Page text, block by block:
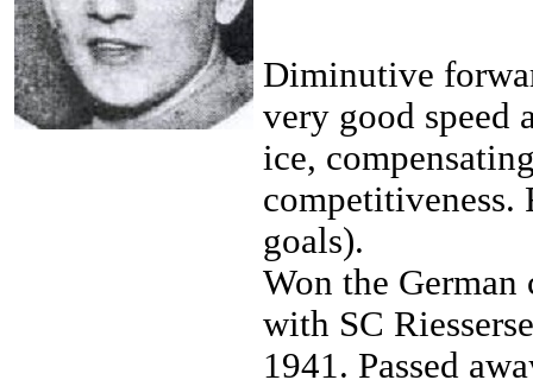
Diminutive
very good speed
ice,
competitiveness.
goals).
Won the
with SC
1941. Passed